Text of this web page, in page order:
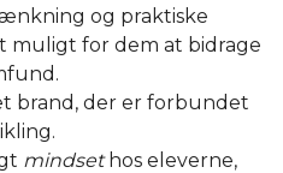
og praktiske
for dem at bidrage
brand, der er forbundet
mindset hos eleverne,